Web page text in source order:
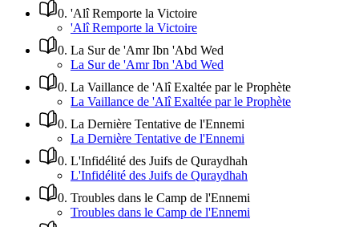
0. 'Alî Remporte la Victoire
'Alî Remporte la Victoire
0. La Sur de 'Amr Ibn 'Abd Wed
La Sur de 'Amr Ibn 'Abd Wed
0. La Vaillance de 'Alî Exaltée par le Prophète
La Vaillance de 'Alî Exaltée par le Prophète
0. La Dernière Tentative de l'Ennemi
La Dernière Tentative de l'Ennemi
0. L'Infidélité des Juifs de Quraydhah
L'Infidélité des Juifs de Quraydhah
0. Troubles dans le Camp de l'Ennemi
Troubles dans le Camp de l'Ennemi